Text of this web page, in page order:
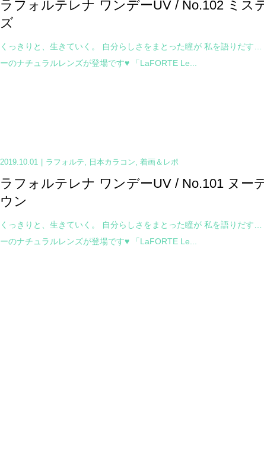
ラフォルテレナ ワンデーUV / No.102 ミス
ズ
くっきりと、生きていく。 自分らしさをまとった瞳が 私を語りだす…
ーのナチュラルレンズが登場です♥ 「LaFORTE Le...
2019.10.01 ラフォルテ 日本カラコン ,着画＆レポ
ラフォルテレナ ワンデーUV / No.101 ヌー
ウン
くっきりと、生きていく。 自分らしさをまとった瞳が 私を語りだす…
ーのナチュラルレンズが登場です♥ 「LaFORTE Le...